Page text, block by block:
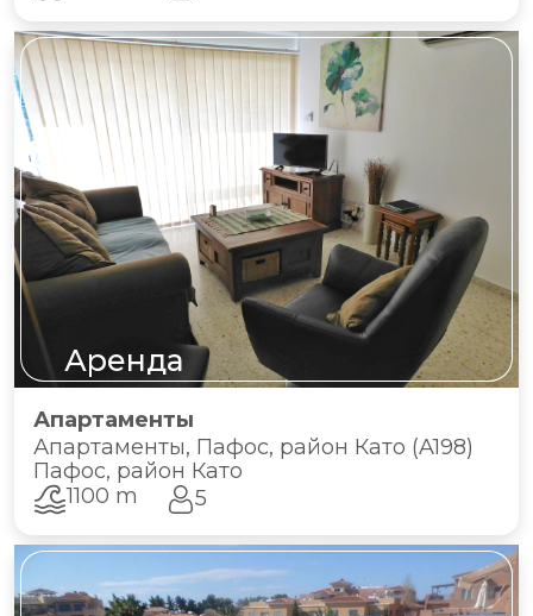
Аренда
Апартаменты
Апартаменты, Пафос, район Като (A198)
Пафос, район Като
1100 m
5